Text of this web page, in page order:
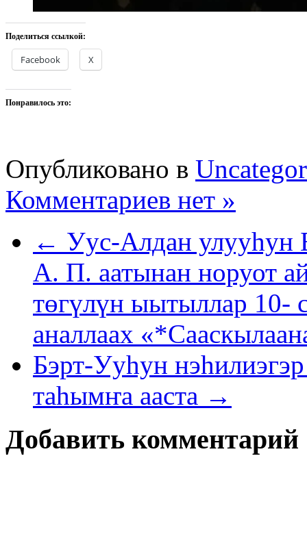
Поделиться ссылкой:
Facebook X
Понравилось это:
Опубликовано в
Комментариев нет »
← Уус-Алдан улууһун
А. П. аатынан норуот
төгүлүн ыытыллар 10-
аналлаах
Бэрт-Ууһун
таһымҥа ааста →
Добавить комментарий